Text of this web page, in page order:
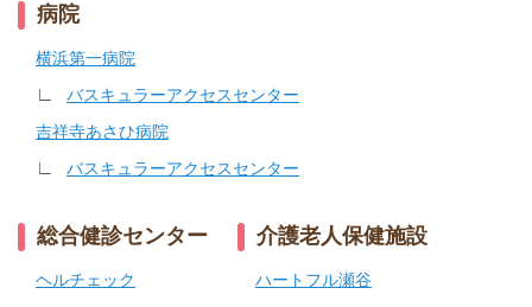
病院
横浜第一病院
∟
バスキュラーアクセスセンター
吉祥寺あさひ病院
∟ バスキュラーアクセスセンター
総合健診センター
ヘルチェック
介護老人保健施設
ハートフル瀬谷